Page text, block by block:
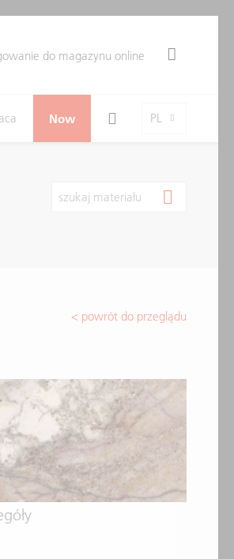
do magazynu online
PL
Search Toggle
Now
szukaj materiału
< powrót do przeglądu